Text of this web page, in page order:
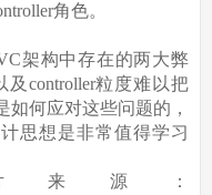
角色。
架构中存在的两大弊
及controller粒度难以把
何应对这些问题的，
思想是非常值得学习
源：